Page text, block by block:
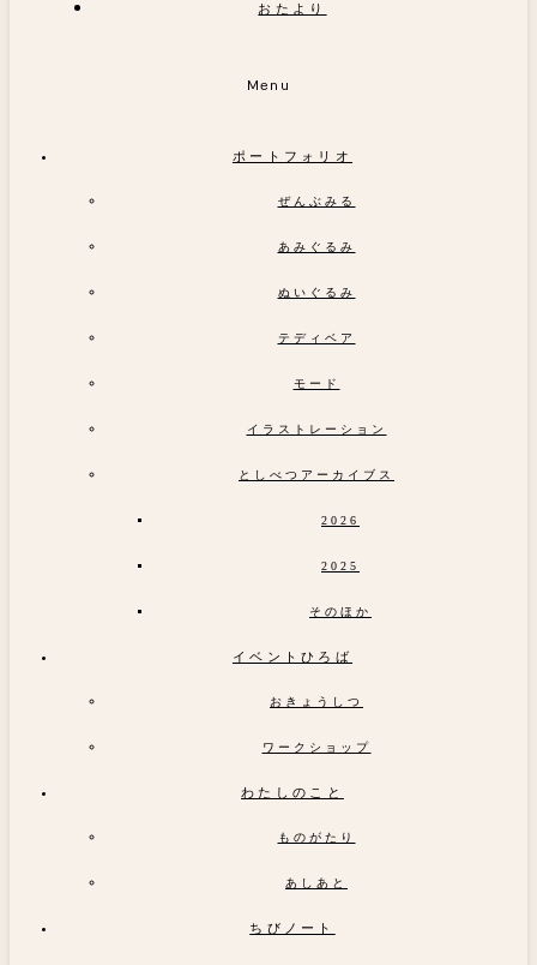
おたより
Menu
ポートフォリオ
ぜんぶみる
あみぐるみ
ぬいぐるみ
テディベア
モード
イラストレーション
としべつアーカイブス
2026
2025
そのほか
イベントひろば
おきょうしつ
ワークショップ
わたしのこと
ものがたり
あしあと
ちびノート